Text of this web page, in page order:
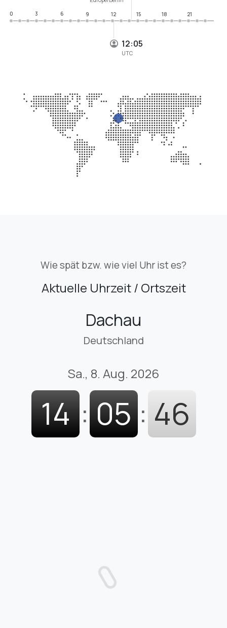
12:05
UTC
0
3 6 9 12 15 18 21
Wie spät bzw. wie viel Uhr ist es?
Aktuelle Uhrzeit / Ortszeit
Dachau
Deutschland
Sa., 8. Aug. 2026
14 : 05 : 47